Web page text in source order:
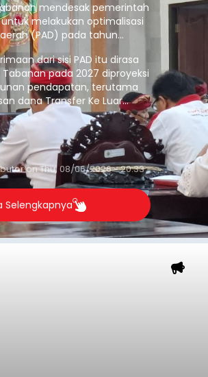
mendesak pemerintah
melakukan optimalisasi
(PAD) pada tahun
dari sisi PAD itu dirasa
Tabanan pada 2027 diproyeksi
pendapatan, terutama
dana Transfer Ke Luar
pemerintah pusat.
onThu, 08/06/2026 - 20:33
Selengkapnya